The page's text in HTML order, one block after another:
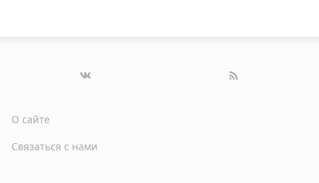
О сайте
Связаться с нами